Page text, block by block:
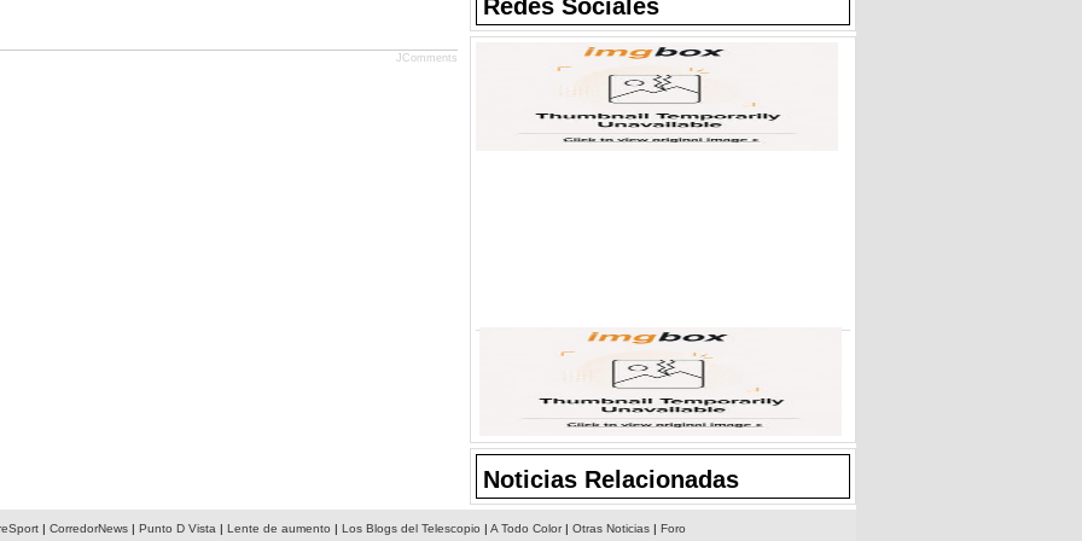
JComments
Redes Sociales
Noticias Relacionadas
| CorredorNews| Punto D Vista | Lente de aumento | Los Blogs del Telescopio | A Todo Color| Otras Noticias| Foro